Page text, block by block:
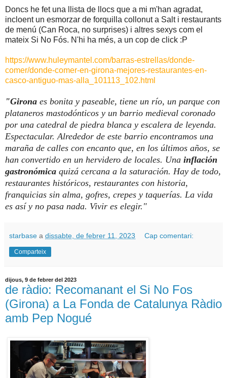
Doncs he fet una llista de llocs que a mi m'han agradat,
incloent un esmorzar de forquilla collonut a Salt i restaurants
de menú (Can Roca, no surprises) i altres sexys com el
mateix Si No Fós. N'hi ha més, a un cop de click :P
https://www.huleymantel.com/barras-estrellas/donde-
comer/donde-comer-en-girona-mejores-restaurantes-en-
casco-antiguo-mas-alla_101113_102.html
"Girona es bonita y paseable, tiene un río, un parque con
plataneros mastodónticos y un barrio medieval coronado
por una catedral de piedra blanca y escalera de leyenda.
Espectacular. Alrededor de este barrio encontramos una
maraña de calles con encanto que, en los últimos años, se
han convertido en un hervidero de locales. Una inflación
gastronómica quizá cercana a la saturación. Hay de todo,
restaurantes históricos, restaurantes con historia,
franquicias sin alma, gofres, crepes y taquerías. La vida
es así y no pasa nada. Vivir es elegir."
starbase a dissabte, de febrer 11, 2023 Cap comentari:
Comparteix
dijous, 9 de febrer del 2023
de ràdio: Recomanant el Si No Fos
(Girona) a La Fonda de Catalunya Ràdio
amb Pep Nogué